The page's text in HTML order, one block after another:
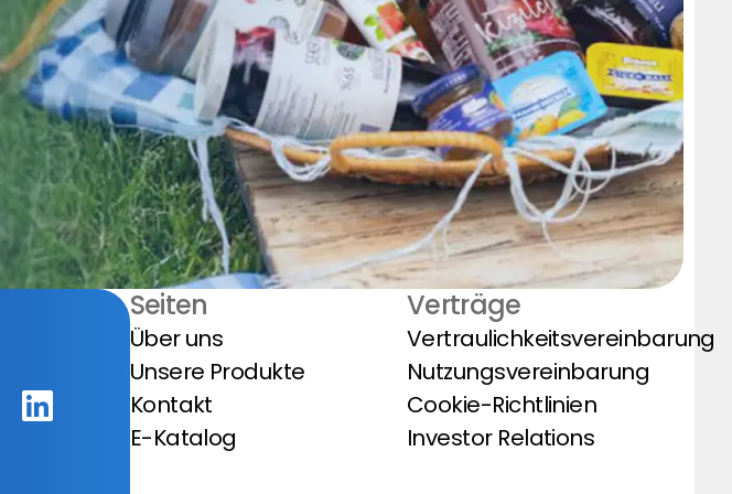
Seiten
Über uns
Unsere Produkte
Kontakt
E-Katalog
Verträge
Vertraulichkeitsvereinbarung
Nutzungsvereinbarung
Cookie-Richtlinien
Investor Relations